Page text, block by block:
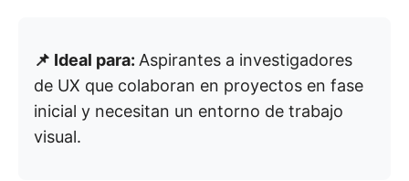
📌 Ideal para: Aspirantes a investigadores
de UX que colaboran en proyectos en fase
inicial y necesitan un entorno de trabajo
visual.